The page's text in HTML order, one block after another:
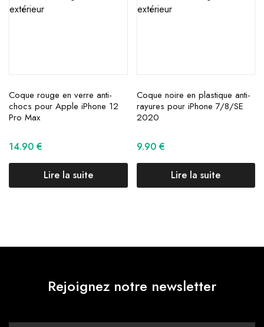
Coque rouge en verre anti-
chocs pour Apple iPhone 12
Pro Max
14.90 €
Lire la suite
Coque noire en plastique anti-
rayures pour iPhone 7/8/SE
2020
9.90 €
Lire la suite
Rejoignez notre newsletter